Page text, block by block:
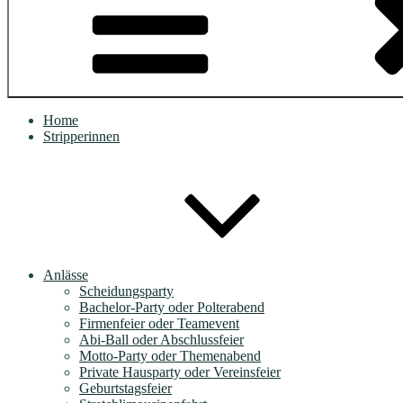
Home
Stripperinnen
Anlässe
Scheidungsparty
Bachelor-Party oder Polterabend
Firmenfeier oder Teamevent
Abi-Ball oder Abschlussfeier
Motto-Party oder Themenabend
Private Hausparty oder Vereinsfeier
Geburtstagsfeier